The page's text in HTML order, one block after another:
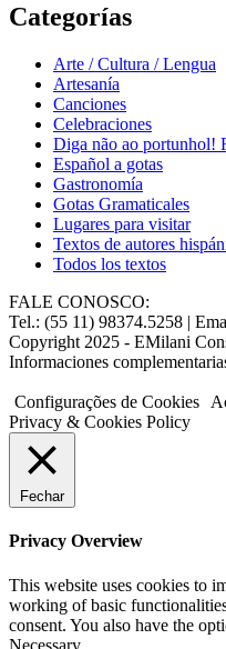
Categorías
Arte / Cultura / Lengua
Artesanía
Canciones
Celebraciones
Diga não ao portunhol!
Gastronomía
Gotas Gramaticales
Lugares para visitar
Textos de autores
Todos los textos
FALE CONOSCO:
Tel.: (55 11) 98374.5258 |
Copyright 2025 - EMilani
Informaciones
Configurações de Cookies
Privacy & Cookies Policy
Fechar
Privacy Overview
This website uses cookies to
working of basic
consent. You also have the
Necessary